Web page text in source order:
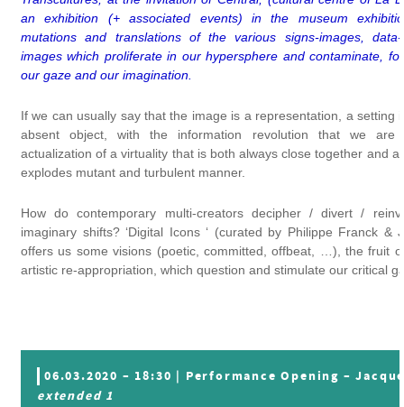
an exhibition (+ associated events) in the museum
mutations and translations of the various signs-images, data-
images which proliferate in our hypersphere and contaminate,
our gaze and our imagination.
If we can usually say that the image is a representation, a setting
absent object, with the information revolution that we are
actualization of a virtuality that is both always close together and
explodes mutant and turbulent manner.
How do contemporary multi-creators decipher / divert /
imaginary shifts? ‘Digital Icons ‘ (curated by Philippe Franck &
offers us some visions (poetic, committed, offbeat, …), the fruit
artistic re-appropriation, which question and stimulate our critical
06.03.2020 – 18:30 | Performance Opening –
extended 1